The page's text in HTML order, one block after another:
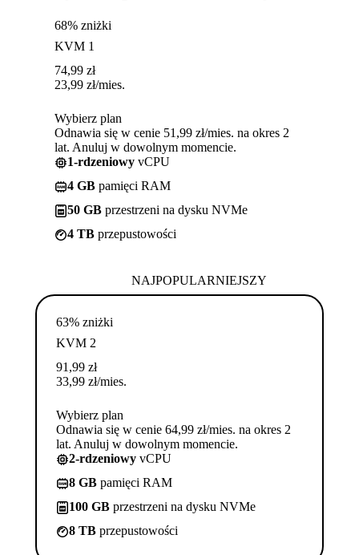
68% zniżki
KVM 1
74,99 zł
23,99 zł/mies.
Wybierz plan
Odnawia się w cenie 51,99 zł/mies. na okres 2
lat. Anuluj w dowolnym momencie.
1-rdzeniowy vCPU
4 GB pamięci RAM
50 GB przestrzeni na dysku NVMe
4 TB przepustowości
NAJPOPULARNIEJSZY
63% zniżki
KVM 2
91,99 zł
33,99 zł/mies.
Wybierz plan
Odnawia się w cenie 64,99 zł/mies. na okres 2
lat. Anuluj w dowolnym momencie.
2-rdzeniowy vCPU
8 GB pamięci RAM
100 GB przestrzeni na dysku NVMe
8 TB przepustowości